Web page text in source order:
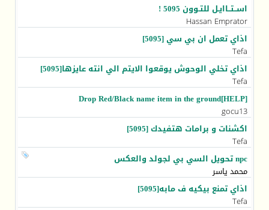
اســتــاايـل للتـوون 5095 !
Hassan Emprator
اذاي تعمل ان بي سي [5095]
Tefa
اذاي تخلي الوحوش يوقعوا الايتم الي انته عايزها[5095]
Tefa
[HELP]Drop Red/Black name item in the ground
gocu13
اكشنات و برامات هتفيدك [5095]
Tefa
npc تحويل السي بي لجولد والعكس
محمد ياسر
اذاي تمنع بيكيه ف مابه[5095]
Tefa